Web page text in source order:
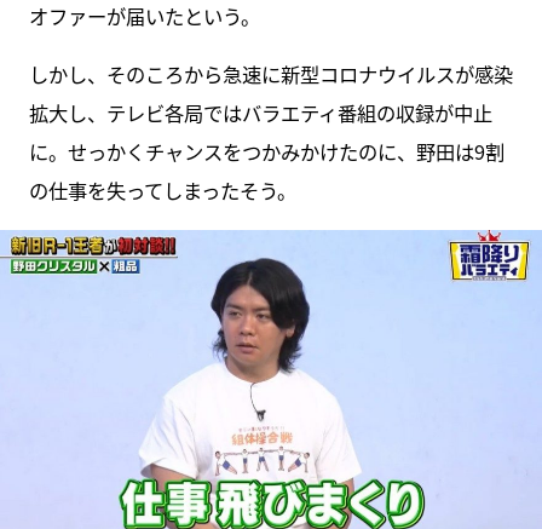
オファーが届いたという。
しかし、そのころから急速に新型コロナウイルスが感染
拡大し、テレビ各局ではバラエティ番組の収録が中止
に。せっかくチャンスをつかみかけたのに、野田は9割
の仕事を失ってしまったそう。